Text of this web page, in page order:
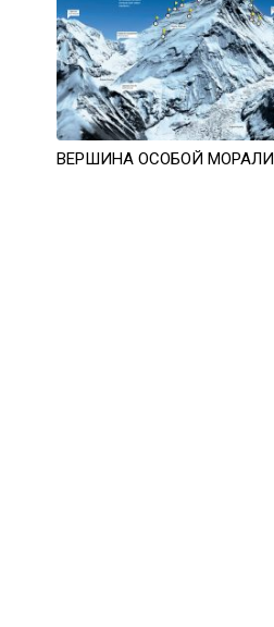
ВЕРШИНА ОСОБОЙ МОРАЛИ